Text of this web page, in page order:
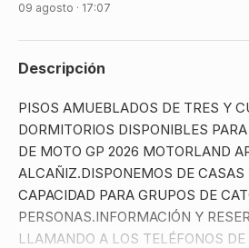
09 agosto · 17:07
Descripción
PISOS AMUEBLADOS DE TRES Y
DORMITORIOS DISPONIBLES
DE MOTO GP 2026 MOTORLAND
ALCAÑIZ.DISPONEMOS DE CASAS
CAPACIDAD PARA GRUPOS DE
PERSONAS.INFORMACIÓN Y
LLAMANDO A LOS TELÉFONOS DE